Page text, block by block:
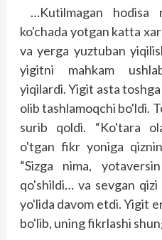
…Kutilmagan
ko'chada yotgan katta
va yerga yuztuban
yigitni mahkam
yiqilardi. Yigit asta
olib tashlamoqchi bo'ldi.
surib qoldi. “Ko'tara
o'tgan fikr yoniga
“Sizga nima,
qo'shildi… va sevgan
yo'lida davom etdi. Yigit
bo'lib, uning fikrlashi